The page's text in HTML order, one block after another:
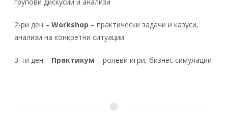
2-ри ден –Workshop – практически задачи и казуси,
анализи на конкретни ситуации
3-ти ден – Практикум – ролеви игри, бизнес симулации